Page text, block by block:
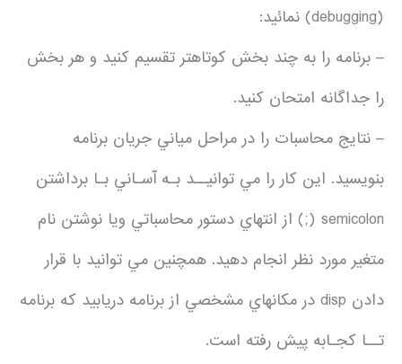
(debugging) نمائيد:
– برنامه را به چند بخش كوتاهتر تقسيم كنيد و هر بخش
را جداگانه امتحان كنيد.
– نتايج محاسبات را در مراحل مياني جريان برنامه
بنويسيد. اين كار را مي توانيــد بـه آسـاني بـا برداشتن
semicolon (;) از انتهاي دستور محاسباتي ويا نوشتن نام
متغير مورد نظر انجام دهيد. همچنين مي توانيد با قرار
دادن disp در مكانهاي مشخصي از برنامه دريابيد كه برنامه
تــا كجـابه پيش رفته است.